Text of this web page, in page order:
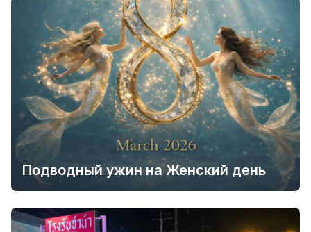
Подводный ужин на Женский день